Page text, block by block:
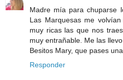
Madre mía para chuparse
Las Marquesas me
muy ricas las que nos
muy entrañable. Me las llevo
Besitos Mary, que pases
Responder